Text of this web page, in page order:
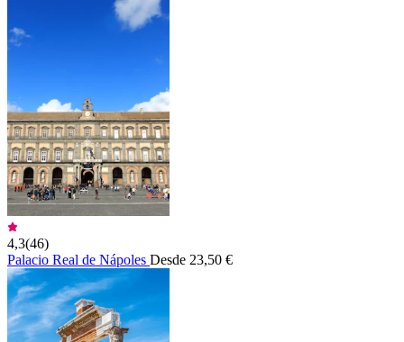
4,3(46)
Palacio Real de Nápoles Desde 23,50 €